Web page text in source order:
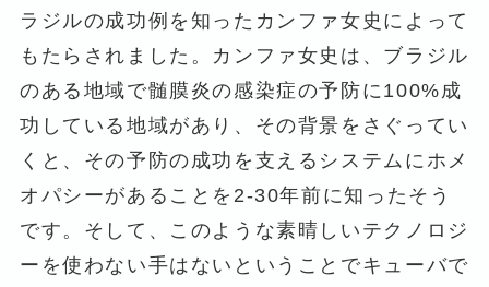
ラジルの成功例を知ったカンファ女史によって
もたらされました。カンファ女史は、ブラジル
のある地域で髄膜炎の感染症の予防に100%成
功している地域があり、その背景をさぐってい
くと、その予防の成功を支えるシステムにホメ
オパシーがあることを2-30年前に知ったそう
です。そして、このような素晴しいテクノロジ
ーを使わない手はないということでキューバで